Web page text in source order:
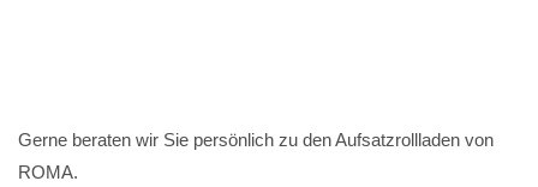
Gerne beraten wir Sie persönlich zu den Aufsatzrollladen von
ROMA.